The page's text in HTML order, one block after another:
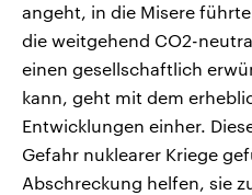
angeht, in die Misere
die weitgehend CO2-
einen gesellschaftlich
kann, geht mit dem
Entwicklungen einher.
Gefahr nuklearer Kriege
Abschreckung helfen, sie